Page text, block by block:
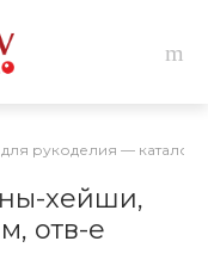
рукоделия — каталог
хейши,
отв-е